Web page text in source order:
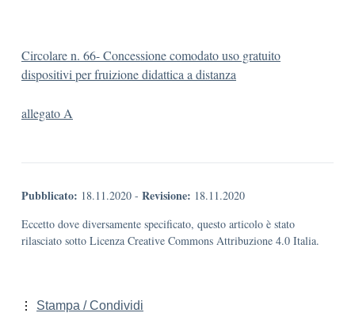
Circolare n. 66- Concessione comodato uso gratuito
dispositivi per fruizione didattica a distanza
allegato A
Pubblicato: 18.11.2020 - Revisione: 18.11.2020
Eccetto dove diversamente specificato, questo articolo è stato
rilasciato sotto Licenza Creative Commons Attribuzione 4.0 Italia.
Stampa / Condividi